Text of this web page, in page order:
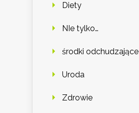
Diety
NIe tylko…
środki odchudzające
Uroda
Zdrowie